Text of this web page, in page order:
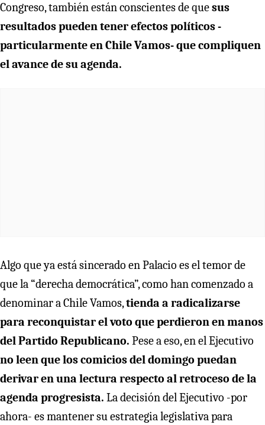
Congreso, también están conscientes de quesus
resultados pueden tener efectos políticos -
particularmente en Chile Vamos- que compliquen
el avance de su agenda.
Algo que ya está sincerado en Palacio es el temor de
que la “derecha democrática”, como han comenzado a
denominar a Chile Vamos,tienda a radicalizarse
para reconquistar el voto que perdieron en manos
del Partido Republicano. Pese a eso, en el Ejecutivo
no leen que los comicios del domingo puedan
derivar en una lectura respecto al retroceso de la
agenda progresista. La decisión del Ejecutivo -por
ahora- es mantener su estrategia legislativa para